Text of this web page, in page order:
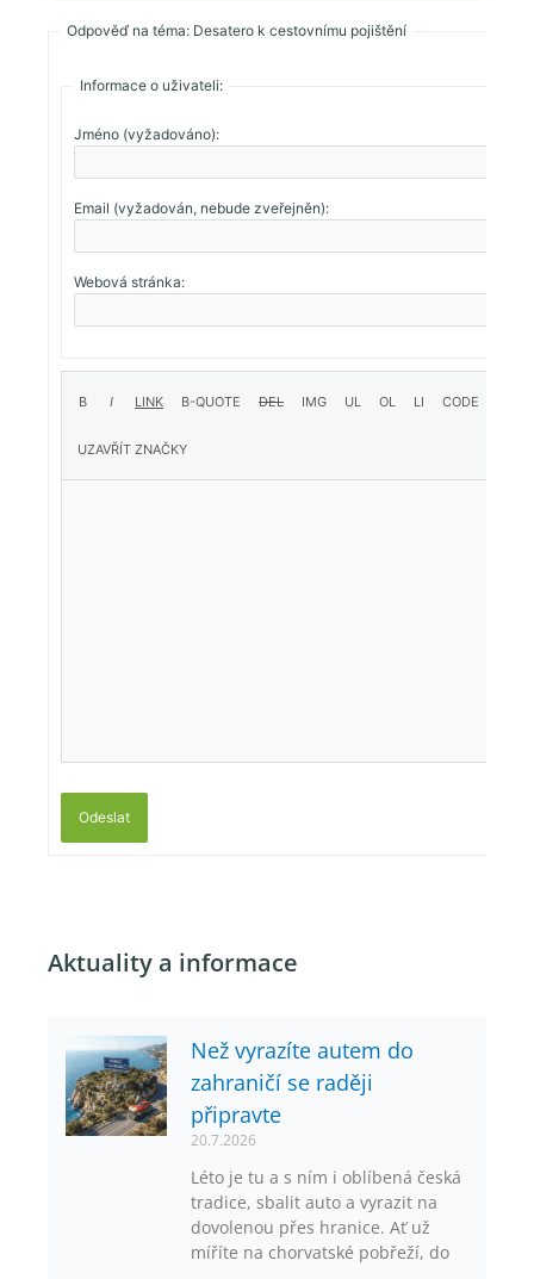
Odpověď na téma: Desatero k cestovnímu pojištění
Informace o uživateli:
Jméno (vyžadováno):
Email (vyžadován, nebude zveřejněn):
Webová stránka:
Odeslat
Aktuality a informace
Než vyrazíte autem do
zahraničí se raději
připravte
20.7.2026
Léto je tu a s ním i oblíbená česká
tradice, sbalit auto a vyrazit na
dovolenou přes hranice. Ať už
míříte na chorvatské pobřeží, do